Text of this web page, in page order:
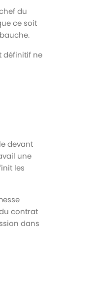
du
ce soit
définitif ne
devant
une
les
contrat
dans